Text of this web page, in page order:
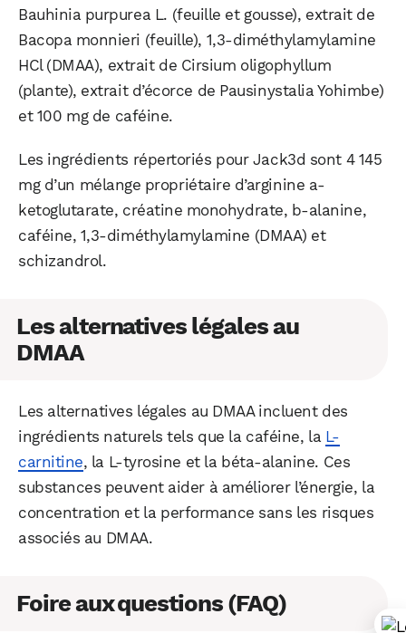
Bauhinia purpurea L. (feuille et gousse), extrait de
Bacopa monnieri (feuille), 1,3-diméthylamylamine
HCl (DMAA), extrait de Cirsium oligophyllum
(plante), extrait d’écorce de Pausinystalia Yohimbe)
et 100 mg de caféine.
Les ingrédients répertoriés pour Jack3d sont 4 145
mg d’un mélange propriétaire d’arginine a-
ketoglutarate, créatine monohydrate, b-alanine,
caféine, 1,3-diméthylamylamine (DMAA) et
schizandrol.
Les alternatives légales au
DMAA
Les alternatives légales au DMAA incluent des
ingrédients naturels tels que la caféine, la L-
carnitine, la L-tyrosine et la béta-alanine. Ces
substances peuvent aider à améliorer l’énergie, la
concentration et la performance sans les risques
associés au DMAA.
Foire aux questions (FAQ)